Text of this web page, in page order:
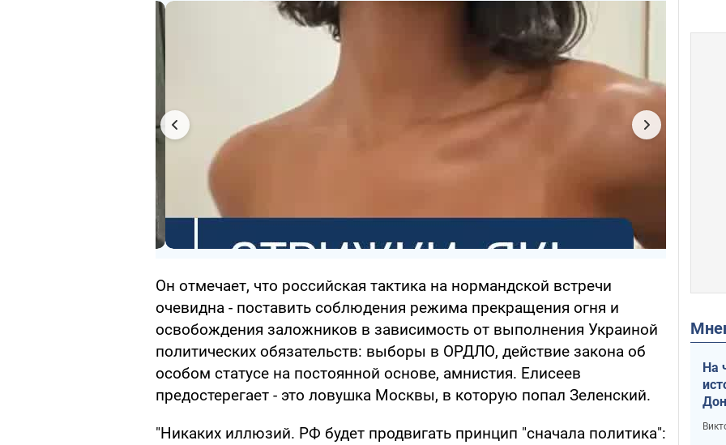
Он отмечает, что российская тактика на нормандской встречи
очевидна - поставить соблюдения режима прекращения огня и
освобождения заложников в зависимость от выполнения Украиной
политических обязательств: выборы в ОРДЛО, действие закона об
особом статусе на постоянной основе, амнистия. Елисеев
предостерегает - это ловушка Москвы, в которую попал Зеленский.
"Никаких иллюзий. РФ будет продвигать принцип "сначала политика":
На